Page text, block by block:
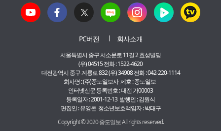
PC버전 회사소개
서울특별시 중구 서소문로 11길 2 효성빌딩
(우) 04515 전화 : 1522-4620
대전광역시 중구 계룡로 832 (우) 34908 전화 : 042-220-1114
회사명 : (주)중도일보사 제호 : 중도일보
인터넷신문 등록번호 : 대전 가00003
등록일자 : 2001-12-13 발행인 : 김원식
편집인 : 유영돈 청소년보호책임자 : 박태구
Copyright © 2020 중도일보 All rights reserved.